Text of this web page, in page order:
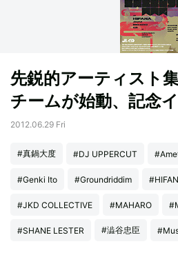
先鋭的アーティスト
チームが始動、記念
2012.06.29 Fri
#真鍋大度 #DJ UPPERCUT
#Genki Ito #Groundriddim
#JKD COLLECTIVE #MAHARO
#SHANE LESTER #澁谷忠臣